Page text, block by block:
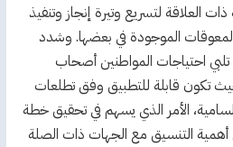
العلاقة لتسريع وتيرة إنجاز وتنفيذ
الموجودة في بعضها. وشدد
احتياجات المواطنين أصحاب
تكون قابلة للتطبيق وفق تطلعات
الأمر الذي يسهم في تحقيق خطة
أهمية التنسيق مع الجهات ذات الصلة